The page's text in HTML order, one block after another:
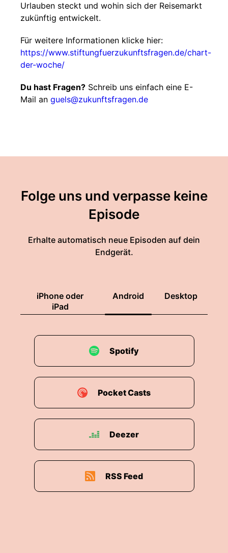
Urlauben steckt und wohin sich der Reisemarkt
zukünftig entwickelt.
Für weitere Informationen klicke hier:
https://www.stiftungfuerzukunftsfragen.de/chart-
der-woche/
Du hast Fragen? Schreib uns einfach eine E-
Mail an guels@zukunftsfragen.de
Folge uns und verpasse keine
Episode
Erhalte automatisch neue Episoden auf dein
Endgerät.
iPhone oder
iPad
Android Desktop
Spotify
Pocket Casts
Deezer
RSS Feed